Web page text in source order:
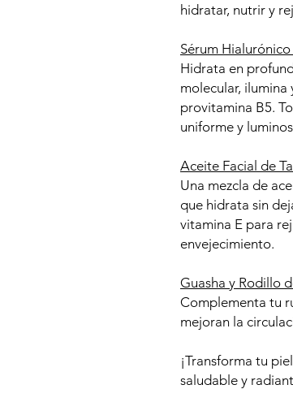
hidratar, nutrir y
Sérum
Hidrata en
molecular,
provitamina B5.
uniforme y
Aceite Facial de
Una mezcla de
que hidrata sin
vitamina E para
envejecimiento.
Guasha y Rodillo
Complementa tu
mejoran la
¡Transforma tu
saludable y